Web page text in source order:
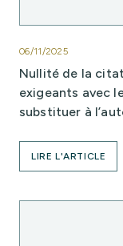
06/11/2025
Nullité de la
exigeants avec
substituer à
LIRE L'ARTICLE